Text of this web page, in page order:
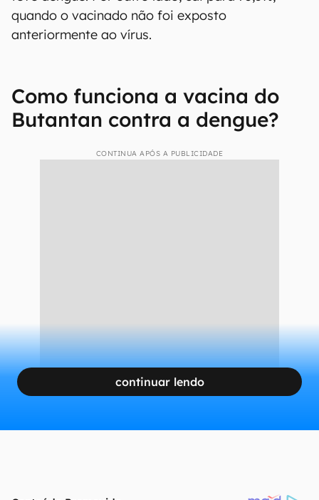
quando o vacinado não foi exposto
anteriormente ao vírus.
Como funciona a vacina do
Butantan contra a dengue?
CONTINUA APÓS A PUBLICIDADE
continuar lendo